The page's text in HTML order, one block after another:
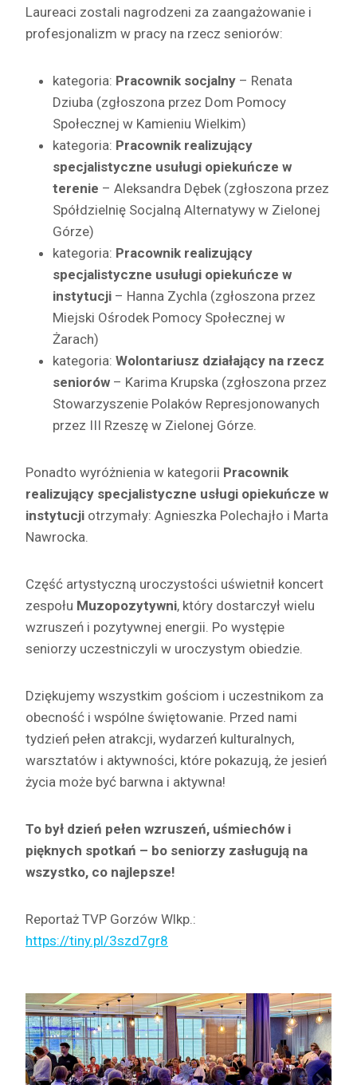
Laureaci zostali nagrodzeni za zaangażowanie i
profesjonalizm w pracy na rzecz seniorów:
kategoria: Pracownik socjalny – Renata
Dziuba (zgłoszona przez Dom Pomocy
Społecznej w Kamieniu Wielkim)
kategoria: Pracownik realizujący
specjalistyczne usuługi opiekuńcze w
terenie – Aleksandra Dębek (zgłoszona przez
Spółdzielnię Socjalną Alternatywy w Zielonej
Górze)
kategoria: Pracownik realizujący
specjalistyczne usuługi opiekuńcze w
instytucji – Hanna Zychla (zgłoszona przez
Miejski Ośrodek Pomocy Społecznej w
Żarach)
kategoria: Wolontariusz działający na rzecz
seniorów – Karima Krupska (zgłoszona przez
Stowarzyszenie Polaków Represjonowanych
przez III Rzeszę w Zielonej Górze.
Ponadto wyróżnienia w kategorii Pracownik
realizujący specjalistyczne usługi opiekuńcze w
instytucji otrzymały: Agnieszka Polechajło i Marta
Nawrocka.
Część artystyczną uroczystości uświetnił koncert
zespołu Muzopozytywni, który dostarczył wielu
wzruszeń i pozytywnej energii. Po występie
seniorzy uczestniczyli w uroczystym obiedzie.
Dziękujemy wszystkim gościom i uczestnikom za
obecność i wspólne świętowanie. Przed nami
tydzień pełen atrakcji, wydarzeń kulturalnych,
warsztatów i aktywności, które pokazują, że jesień
życia może być barwna i aktywna!
To był dzień pełen wzruszeń, uśmiechów i
pięknych spotkań – bo seniorzy zasługują na
wszystko, co najlepsze!
Reportaż TVP Gorzów Wlkp.:
https://tiny.pl/3szd7gr8